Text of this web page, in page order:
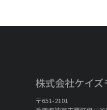
株式会社ケイズ
〒651-2101